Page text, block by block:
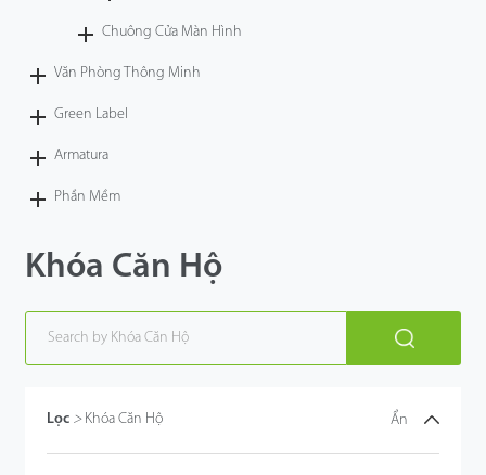
Chuông Cửa Màn Hình
Văn Phòng Thông Minh
Green Label
Armatura
Phần Mềm
Khóa Căn Hộ
Lọc > Khóa Căn Hộ Ẩn